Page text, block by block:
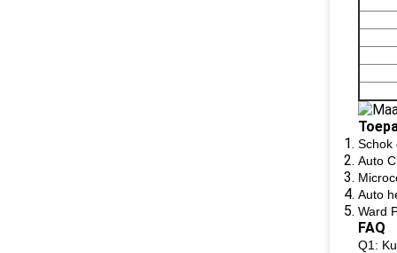
Schok
Auto
Auto
Ward
FAQ
Q1: